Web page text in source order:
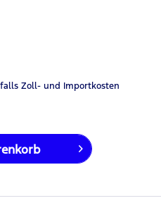
Zoll- und Importkosten